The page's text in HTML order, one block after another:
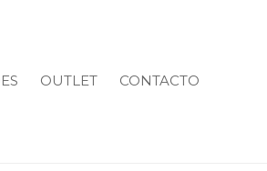
OUTLET CONTACTO